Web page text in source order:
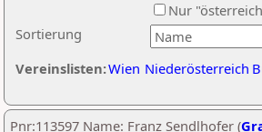
Sortierung
Nur
Vereinslisten:Wien Niederösterreich
Pnr:113597 Name: Franz Sendlhofer (